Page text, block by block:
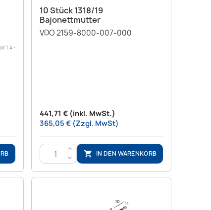
1.4 -
Vorschau
10 Stück 1318/19
Bajonettmutter
VDO 2159-8000-007-000
441,71 € (inkl. MwSt.)
365,05 € (Zzgl. MwSt)
>
<
 IN DEN WARENKORB